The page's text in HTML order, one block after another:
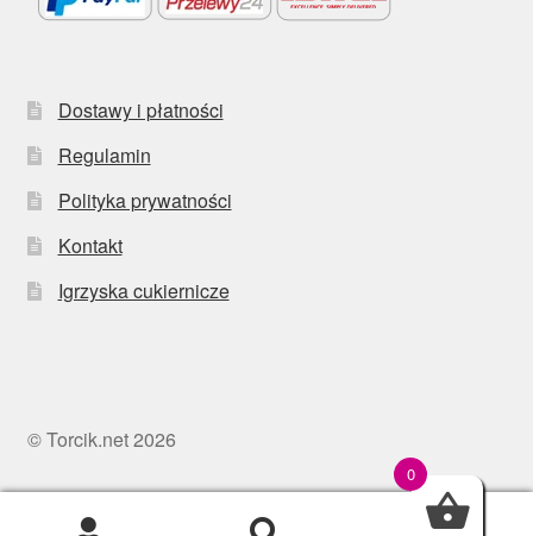
Dostawy i płatności
Regulamin
Polityka prywatności
Kontakt
Igrzyska cukiernicze
© Torcik.net 2026
0